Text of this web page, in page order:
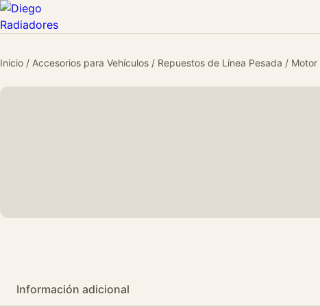
Inicio / Accesorios para Vehículos / Repuestos de Línea Pesada / Motor
Información adicional